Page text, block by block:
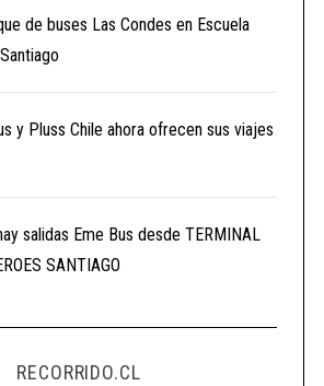
de buses Las Condes en Escuela
y Pluss Chile ahora ofrecen sus viajes
salidas Eme Bus desde TERMINAL
SANTIAGO
RECORRIDO.CL